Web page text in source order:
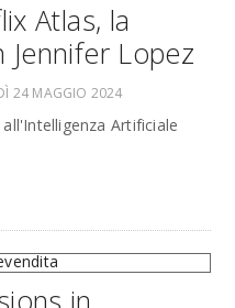
Atlas, la
Lopez
24 MAGGIO 2024
Artificiale
in